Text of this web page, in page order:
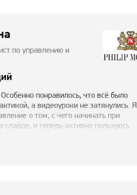
по управлению и
понравилось, что всё было
а видеоуроки не затянулись. Я
о том, с чего начинать при
и теперь активно пользуюсь
слайды для статус-встреч, что